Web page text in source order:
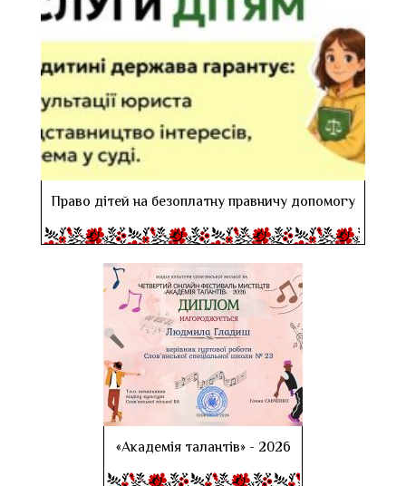
Право дітей на безоплатну правничу допомогу
«Академія талантів» - 2026